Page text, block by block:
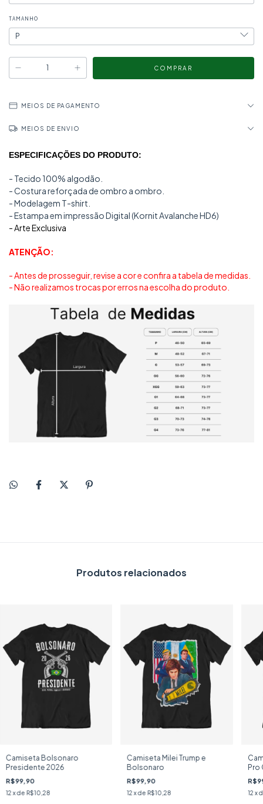
TAMANHO
MEIOS DE PAGAMENTO
MEIOS DE ENVIO
ESPECIFICAÇÕES DO PRODUTO:
- Tecido 100% algodão.
- Costura reforçada de ombro a ombro.
- Modelagem T-shirt.
- Estampa em impressão Digital (Kornit Avalanche HD6)
- Arte Exclusiva
ATENÇÃO:
- Antes de prosseguir, revise a cor e confira a tabela de medidas.
- Não realizamos trocas por erros na escolha do produto.
Produtos relacionados
Camiseta Bolsonaro
Presidente 2026
R$99,90
12 x de R$10,28
Camiseta Milei Trump e
Bolsonaro
R$99,90
12 x de R$10,28
Pro
12 x